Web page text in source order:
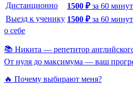
Дистанционно
1500 ₽ за 60 минут
Выезд к ученику 1500 ₽ за 60 минут
о себе
📚 Никита — репетитор
От нуля до максимума — ваш
🔥 Почему выбирают меня?